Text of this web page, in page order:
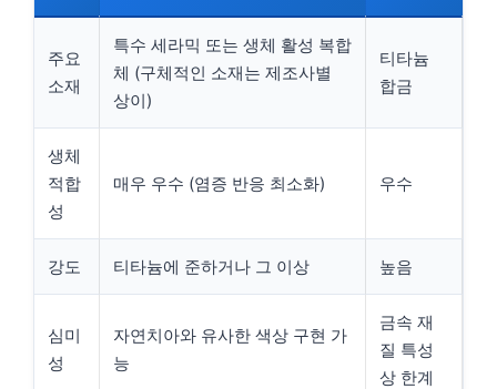
주요
소재
특수 세라믹 또는 생체 활성 복합
체 (구체적인 소재는 제조사별
상이)
티타늄
합금
생체
적합
성
매우 우수 (염증 반응 최소화) 우수
강도 티타늄에 준하거나 그 이상 높음
심미
성
자연치아와 유사한 색상 구현 가
능
금속 재
질 특성
상 한계